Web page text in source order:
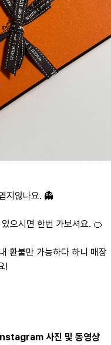
지않나요. 👻
으시면 한번 가보셔요. 🍊
환불만 가능하다 하니 매장
!
사진 및 동영상